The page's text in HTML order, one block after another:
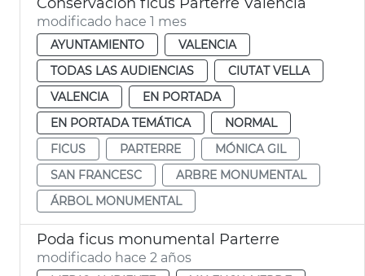
modificado hace 1 mes
AYUNTAMIENTO
VALENCIA
TODAS LAS AUDIENCIAS
CIUTAT VELLA
VALENCIA
EN PORTADA
EN PORTADA TEMÁTICA
NORMAL
FICUS
PARTERRE
MÓNICA GIL
SAN FRANCESC
ARBRE MONUMENTAL
ÁRBOL MONUMENTAL
Poda ficus monumental Parterre
modificado hace 2 años